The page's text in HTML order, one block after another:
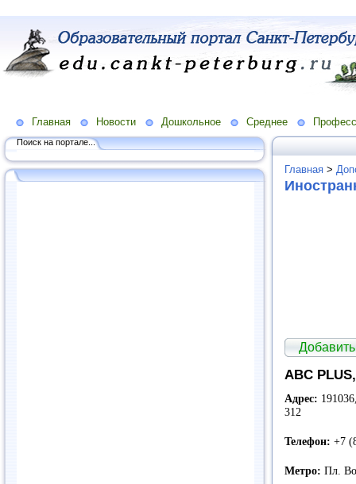
Главная Новости Дошкольное Среднее
Поиск на портале...
Главная >
ABC
Адрес:
312
Телефон: +7
Метро: Пл.